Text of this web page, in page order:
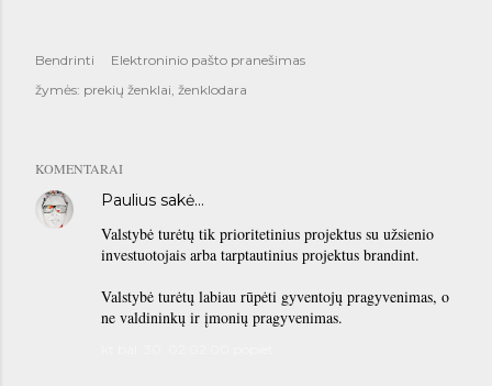
Bendrinti
Elektroninio pašto pranešimas
žymės: prekių ženklai ženklodara
KOMENTARAI
Paulius sakė…
Valstybė turėtų tik prioritetinius projektus su užsienio
investuotojais arba tarptautinius projektus brandint.
Valstybė turėtų labiau rūpėti gyventojų pragyvenimas, o
ne valdininkų ir įmonių pragyvenimas.